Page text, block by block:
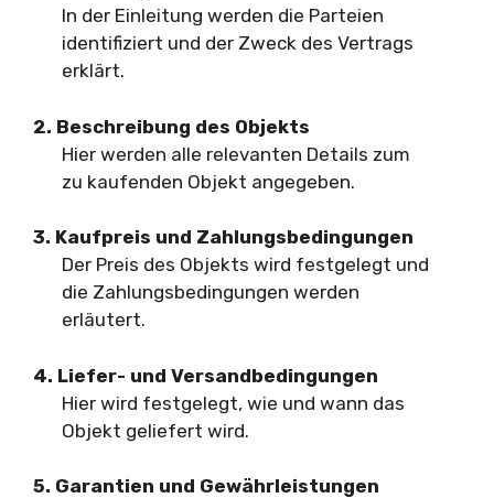
In der Einleitung werden die Parteien
identifiziert und der Zweck des Vertrags
erklärt.
2. Beschreibung des Objekts
Hier werden alle relevanten Details zum
zu kaufenden Objekt angegeben.
3. Kaufpreis und Zahlungsbedingungen
Der Preis des Objekts wird festgelegt und
die Zahlungsbedingungen werden
erläutert.
4. Liefer- und Versandbedingungen
Hier wird festgelegt, wie und wann das
Objekt geliefert wird.
5. Garantien und Gewährleistungen